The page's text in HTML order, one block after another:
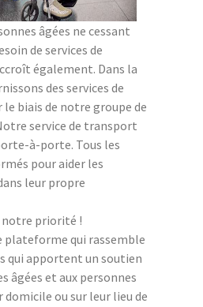
âgées ne cessant
de services de
également. Dans la
des services de
biais de notre groupe de
service de transport
à-porte. Tous les
pour aider les
leur propre
notre priorité !
plateforme qui rassemble
qui apportent un soutien
âgées et aux personnes
domicile ou sur leur lieu de